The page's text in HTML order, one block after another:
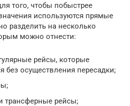
того, чтобы побыстрее
используются прямые
разделить на несколько
можно отнести:
рейсы, которые
без осуществления пересадки;
трансферные рейсы;